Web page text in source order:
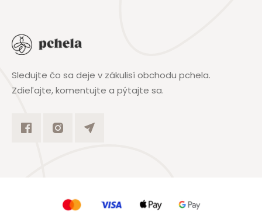
Sledujte čo sa deje v zákulisí obchodu pchela.
Zdieľajte, komentujte a pýtajte sa.